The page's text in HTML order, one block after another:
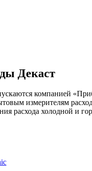
Декаст
компанией
измерителям
расхода холодной и